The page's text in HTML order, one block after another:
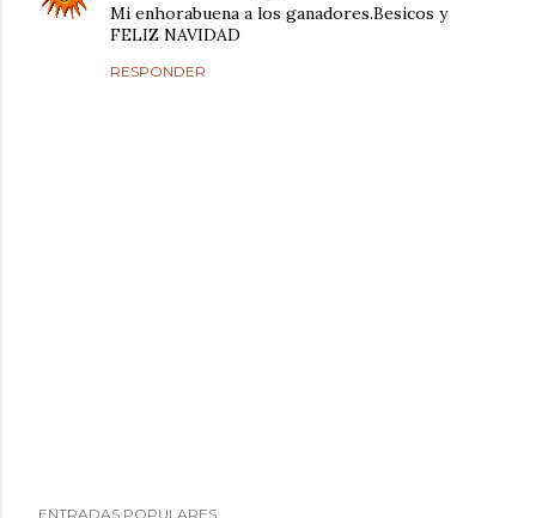
Mi enhorabuena a los ganadores.Besicos y
FELIZ NAVIDAD
RESPONDER
ENTRADAS POPULARES